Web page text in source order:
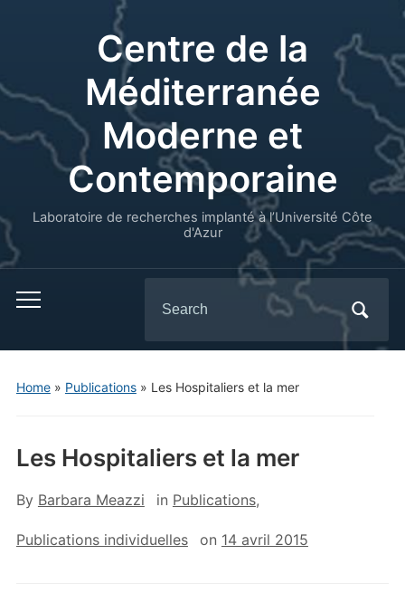
Centre de la
Méditerranée
Moderne et
Contemporaine
Laboratoire de recherches implanté à l’Université Côte
d'Azur
for:
Home» Publications» Les Hospitaliers et la mer
Les Hospitaliers et la mer
By Barbara Meazzi in Publications,
Publications individuelles on 14 avril 2015